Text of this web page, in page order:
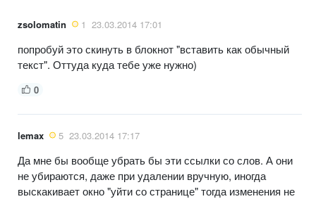
zsolomatin 1 23.03.2014 17:01
попробуй это скинуть в блокнот "вставить как обычный
текст". Оттуда куда тебе уже нужно)
0
lemax 5 23.03.2014 17:17
Да мне бы вообще убрать бы эти ссылки со слов. А они
не убираются, даже при удалении вручную, иногда
выскакивает окно "уйти со странице" тогда изменения не